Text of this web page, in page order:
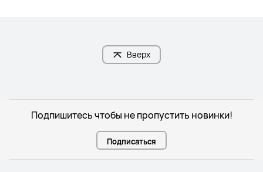
Вверх
Подпишитесь чтобы не пропустить новинки!
Подписаться